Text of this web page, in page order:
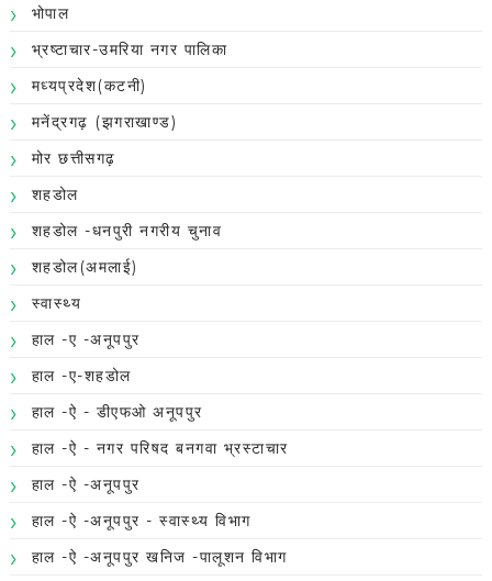
भोपाल
भ्रष्टाचार-उमरिया नगर पालिका
मध्यप्रदेश(कटनी)
मनेंद्रगढ़ (झगराखाण्ड)
मोर छत्तीसगढ़
शहडोल
शहडोल -धनपुरी नगरीय चुनाव
शहडोल(अमलाई)
स्वास्थ्य
हाल -ए -अनूपपुर
हाल -ए-शहडोल
हाल -ऐ - डीएफओ अनूपपुर
हाल -ऐ - नगर परिषद बनगवा भ्रस्टाचार
हाल -ऐ -अनूपपुर
हाल -ऐ -अनूपपुर - स्वास्थ्य विभाग
हाल -ऐ -अनूपपुर खनिज -पालूशन विभाग